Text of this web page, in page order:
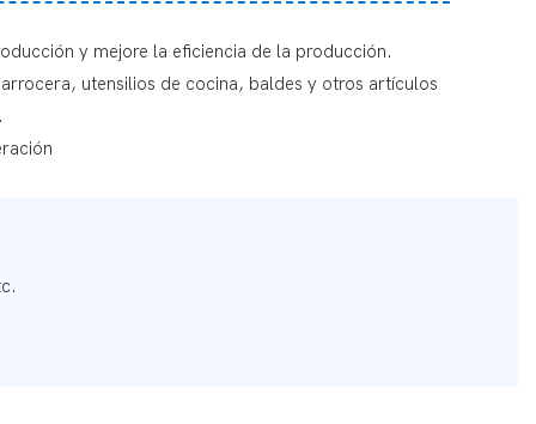
y mejore la eficiencia de la producción.
utensilios de cocina, baldes y otros artículos